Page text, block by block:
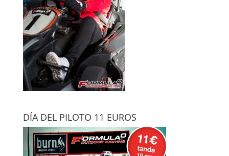
DÍA DEL PILOTO 11 EUROS